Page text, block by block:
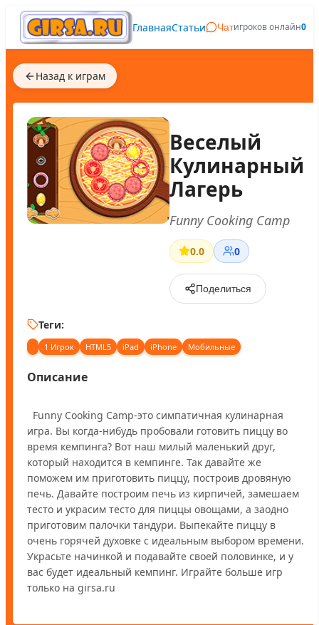
ГлавнаяСтатьи Чатигроков онлайн0
Назад к играм
Веселый
Кулинарный
Лагерь
Funny Cooking Camp
0.0 0
Поделиться
Теги:
1 Игрок HTML5 iPad iPhone Мобильные
Описание
игра. Вы когда-нибудь пробовали готовить пиццу во
время кемпинга? Вот наш милый маленький друг,
который находится в кемпинге. Так давайте же
поможем им приготовить пиццу, построив дровяную
печь. Давайте построим печь из кирпичей, замешаем
тесто и украсим тесто для пиццы овощами, а заодно
приготовим палочки тандури. Выпекайте пиццу в
очень горячей духовке с идеальным выбором времени.
Украсьте начинкой и подавайте своей половинке, и у
вас будет идеальный кемпинг. Играйте больше игр